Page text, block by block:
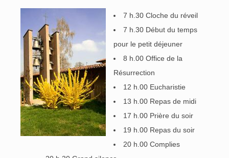
7 h.30 Cloche du réveil
7 h.30 Début du temps
pour le petit déjeuner
8 h.00 Office de la
Résurrection
12 h.00 Eucharistie
13 h.00 Repas de midi
17 h.00 Prière du soir
19 h.00 Repas du soir
20 h.00 Complies